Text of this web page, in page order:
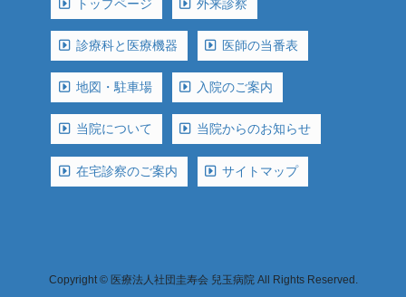
トップページ 外来診察
診療科と医療機器 医師の当番表
地図・駐車場 入院のご案内
当院について 当院からのお知らせ
在宅診察のご案内 サイトマップ
Copyright © 医療法人社団圭寿会 兒玉病院 All Rights Reserved.